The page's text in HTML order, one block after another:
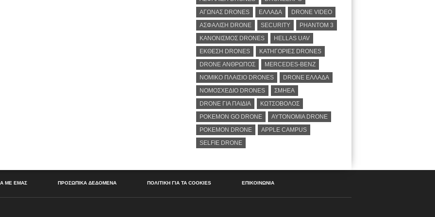
ΑΓΩΝΑΣ DRONES
ΕΛΛΑΔΑ
DRONE VIDEO
ΑΣΦΑΛΙΣΗ DRONE
SECURITY
PHANTOM 3
ΚΑΝΟΝΙΣΜΟΣ DRONES
HELLAS UAV
ΕΚΘΕΣΗ DRONES
ΚΑΤΗΓΟΡΙΕΣ DRONES
DRONE ΑΝΘΡΩΠΟΣ
MERCEDES-BENZ
ΝΟΜΙΚΟ ΠΛΑΙΣΙΟ DRONES
DRONE ΕΛΛΑΔΑ
ΝΟΜΟΣΧΕΔΙΟ DRONES
ΣΜΗΕΑ
DRONE ΓΙΑ ΠΑΙΔΙΑ
ΚΩΤΣΟΒΟΛΟΣ
POKEMON GO DRONE
ΑΥΤΟΝΟΜΙΑ DRONE
POKEMON DRONE
APPLE CAMPUS
SELFIE DRONE
ΜΕ ΕΜΑΣ ΠΡΟΣΩΠΙΚΑ ΔΕΔΟΜΕΝΑ ΠΟΛΙΤΙΚΗ ΓΙΑ ΤΑ COOKIES ΕΠΙΚΟΙΝΩΝΙΑ